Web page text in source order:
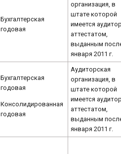
Бухгалтерская
годовая
организация, в
штате которой
имеется
аттестатом,
выданным
января 2011 г.
Бухгалтерская
годовая
Консолидированная
годовая
Аудиторская
организация, в
штате которой
имеется
аттестатом,
выданным
января 2011 г.